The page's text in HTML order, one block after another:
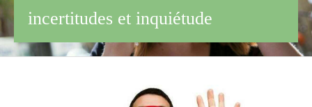
incertitudes et inquiétude